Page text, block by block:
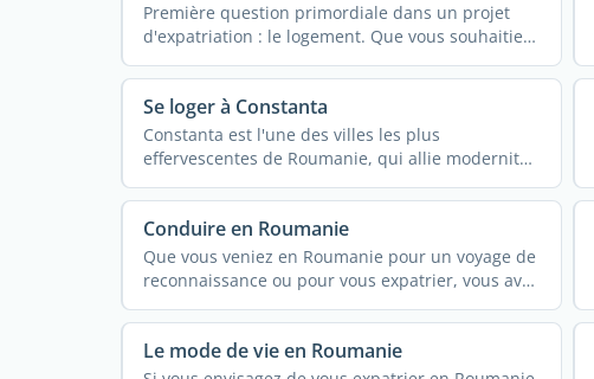
Première question primordiale dans un projet
d'expatriation : le logement. Que vous souhaitiez
vivre en ...
Se loger à Constanta
Constanta est l'une des villes les plus
effervescentes de Roumanie, qui allie modernité
et histoire ...
Conduire en Roumanie
Que vous veniez en Roumanie pour un voyage de
reconnaissance ou pour vous expatrier, vous avez
la possibilité ...
Le mode de vie en Roumanie